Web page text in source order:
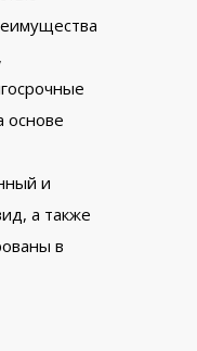
основе
и
а также
в